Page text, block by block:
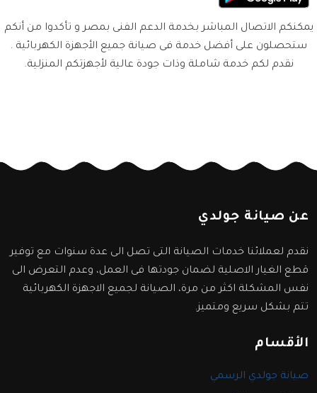
يمكنكم الاتصال المباشر بخدمة الدعم الفنى بمصر و تأكدوا من أنكم
ستحصلون على أفضل خدمة فى صيانة جميع الأجهزة الكهربائية .
نقدم لكم خدمة شاملة وذات جودة عالية لأجهزتكم المنزلية.
عن صيانة جولدي
نقدم لعملائنا خدمات الصيانة التى تصل الى عدة سنوات مع توفير
قطع الغيار الاصلية لضمان جودتها فى العمل، وعدم التعرض الى
نفس المشكلة اكثر من مرة، الصيانة لجميع الاجهزة الكهربائية
تتم بشكل سريع ومتميز.
الأقسام
صيانة جولدي الرسمي